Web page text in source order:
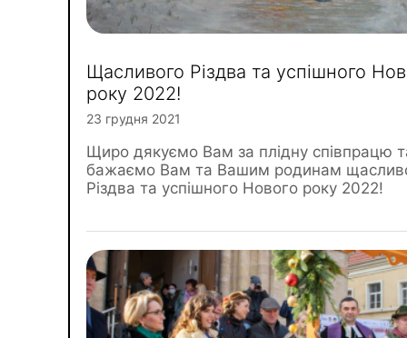
Щасливого Різдва та успішного
року 2022!
23 грудня 2021
Щиро дякуємо Вам за плідну співпрацю
бажаємо Вам та Вашим родинам
Різдва та успішного Нового року 2022!